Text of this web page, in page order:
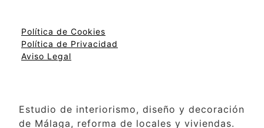
Política de Cookies
Política de Privacidad
Aviso Legal
Estudio de interiorismo, diseño y decoración
de Málaga, reforma de locales y viviendas.